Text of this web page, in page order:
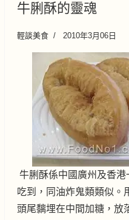
牛脷酥的靈魂
輕談美食 2010年3月06日
牛脷酥係中國廣州及香
吃到，同油炸鬼類類似。
頭尾黐埋在中間加糖，放